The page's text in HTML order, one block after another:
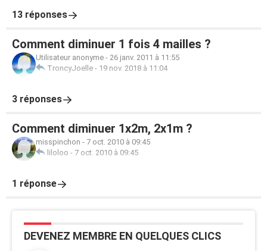
13 réponses
Comment diminuer 1 fois 4 mailles ?
Utilisateur anonyme - 26 janv. 2011 à 11:55
TroncyJoelle - 19 nov. 2018 à 11:04
3 réponses
Comment diminuer 1x2m, 2x1m ?
misspinchon - 7 oct. 2010 à 09:45
liloloo - 7 oct. 2010 à 09:45
1 réponse
DEVENEZ MEMBRE EN QUELQUES CLICS